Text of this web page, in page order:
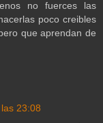
no fuerces las
poco creibles
que aprendan de
23:08